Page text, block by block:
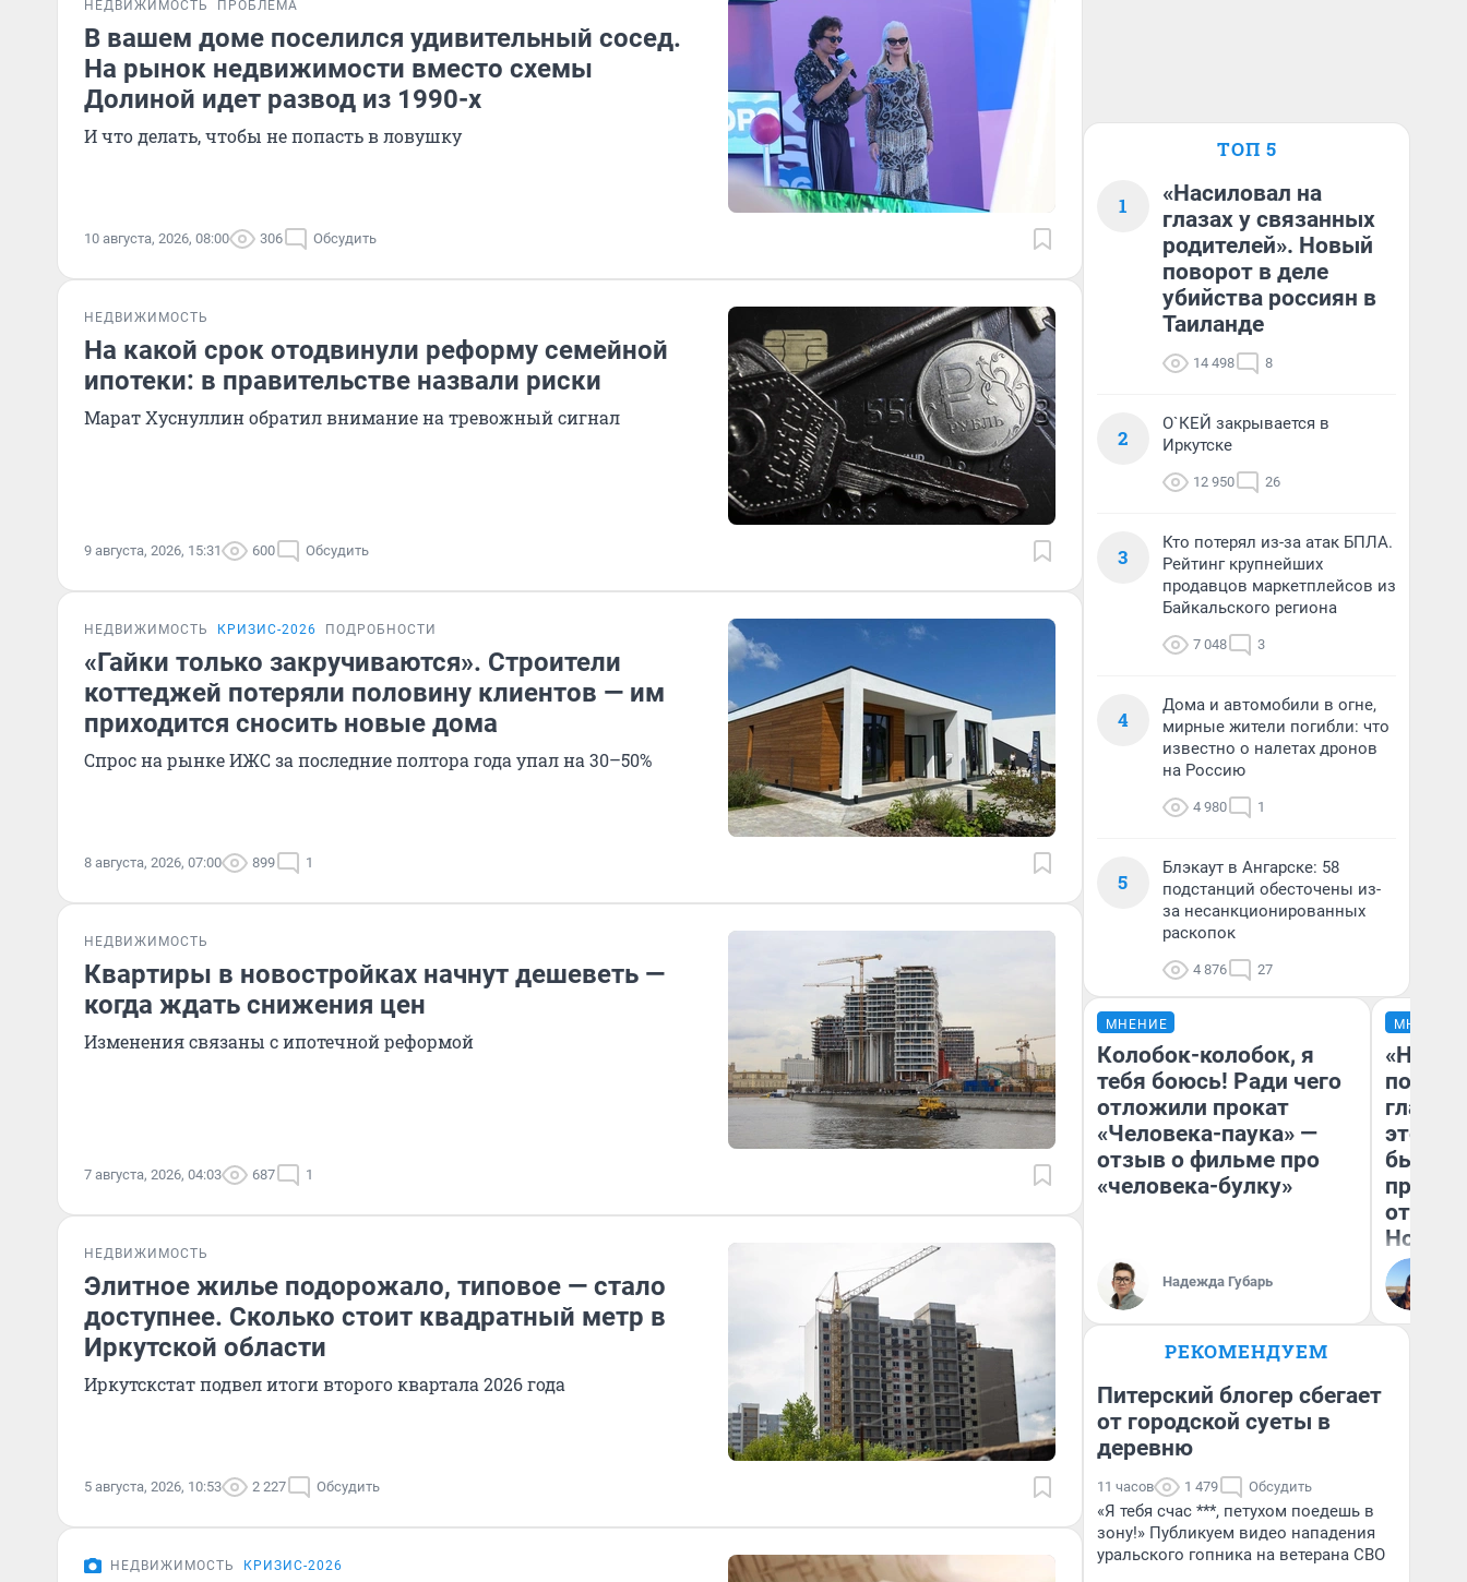
НЕДВИЖИМОСТЬ ПРОБЛЕМА
В вашем доме поселился удивительный сосед.
На рынок недвижимости вместо схемы
Долиной идет развод из 1990-х
И что делать, чтобы не попасть в ловушку
10 августа, 2026, 08:00 306 Обсудить
НЕДВИЖИМОСТЬ
На какой срок отодвинули реформу семейной
ипотеки: в правительстве назвали риски
Марат Хуснуллин обратил внимание на тревожный сигнал
9 августа, 2026, 15:31 600 Обсудить
НЕДВИЖИМОСТЬ КРИЗИС-2026 ПОДРОБНОСТИ
«Гайки только закручиваются». Строители
коттеджей потеряли половину клиентов — им
приходится сносить новые дома
Спрос на рынке ИЖС за последние полтора года упал на 30–50%
8 августа, 2026, 07:00 899 1
НЕДВИЖИМОСТЬ
Квартиры в новостройках начнут дешеветь —
когда ждать снижения цен
Изменения связаны с ипотечной реформой
7 августа, 2026, 04:03 687 1
НЕДВИЖИМОСТЬ
Элитное жилье подорожало, типовое — стало
доступнее. Сколько стоит квадратный метр в
Иркутской области
Иркутскстат подвел итоги второго квартала 2026 года
5 августа, 2026, 10:53 2 227 Обсудить
НЕДВИЖИМОСТЬ КРИЗИС-2026
ТОП 5
1
«Насиловал на
глазах у связанных
родителей». Новый
поворот в деле
убийства россиян в
Таиланде
14 498 8
2
О`КЕЙ закрывается в
Иркутске
12 950 26
3
Кто потерял из-за атак БПЛА.
Рейтинг крупнейших
продавцов маркетплейсов из
Байкальского региона
7 048 3
4
Дома и автомобили в огне,
мирные жители погибли: что
известно о налетах дронов
на Россию
4 980 1
5
Блэкаут в Ангарске: 58
подстанций обесточены из-
за несанкционированных
раскопок
4 876 27
МНЕНИЕ
Колобок-колобок, я
тебя боюсь! Ради чего
отложили прокат
«Человека-паука» —
отзыв о фильме про
«человека-булку»
Надежда Губарь
МНЕНИЕ
этого
бьет
отзыв
Нолана
РЕКОМЕНДУЕМ
Питерский блогер сбегает
от городской суеты в
деревню
11 часов 1 479 Обсудить
«Я тебя счас ***, петухом поедешь в
зону!» Публикуем видео нападения
уральского гопника на ветерана СВО